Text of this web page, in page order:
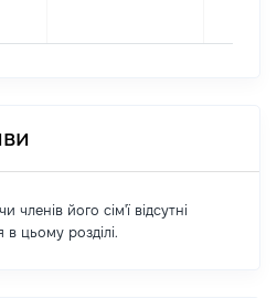
членів його сім'ї відсутні
цьому розділі.